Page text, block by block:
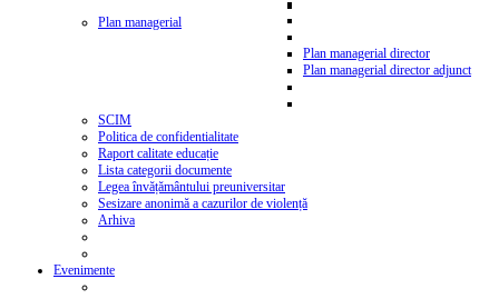
Plan managerial
Plan managerial director
Plan managerial director adjunct
SCIM
Politica de confidentialitate
Raport calitate educație
Lista categorii documente
Legea învățământului preuniversitar
Sesizare anonimă a cazurilor de violență
Arhiva
Evenimente